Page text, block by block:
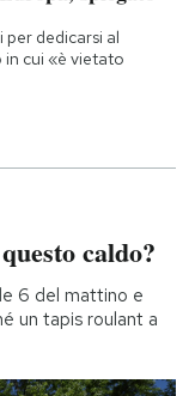
per dedicarsi al
cui «è vietato
caldo?
6 del mattino e
un tapis roulant a